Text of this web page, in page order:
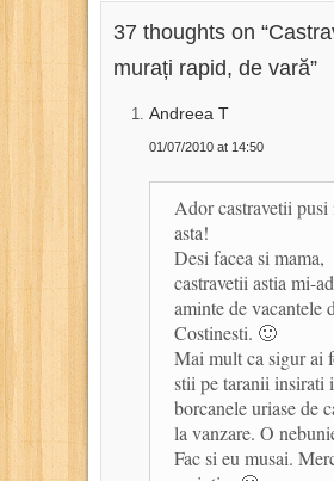
37 thoughts on “
murați rapid, de vară”
Andreea T
01/07/2010 at 14:50
Ador castravetii
asta!
Desi facea si mama,
castravetii astia mi-
aminte de vacantele
Costinesti. 🙂
Mai mult ca sigur ai
stii pe taranii insirati
borcanele uriase de
la vanzare. O
Fac si eu musai.